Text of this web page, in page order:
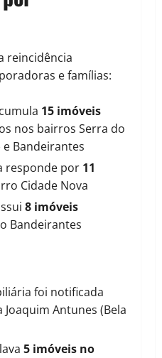
reincidência
e famílias:
15 imóveis
nos bairros Serra do
Bandeirantes
responde por 11
Cidade Nova
8 imóveis
Bandeirantes
foi notificada
Joaquim Antunes (Bela
5 imóveis no